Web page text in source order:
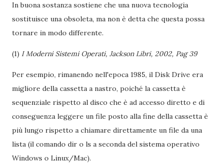
In buona sostanza sostiene che una nuova tecnologia
sostituisce una obsoleta, ma non è detta che questa possa
tornare in modo differente.
(1) I Moderni Sistemi Operati, Jackson Libri, 2002, Pag 39
Per esempio, rimanendo nell'epoca 1985, il Disk Drive era
migliore della cassetta a nastro, poiché la cassetta è
sequenziale rispetto al disco che è ad accesso diretto e di
conseguenza leggere un file posto alla fine della cassetta è
più lungo rispetto a chiamare direttamente un file da una
lista (il comando dir o ls a seconda del sistema operativo
Windows o Linux/Mac).